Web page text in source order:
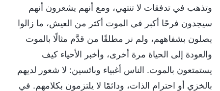
وتذهب في تدفقات لا تنتهي، ومع أنهم يشعرون أنهم
سيجدون فرحًا أكبر في الموت أكثر من العيش، ما زالوا
يصلون بشفاههم، ولم نر مطلقًا من قدَّم مثالًا بالموت
والعودة إلى الحياة مرة أخرى، وأخبر الأحياء كيف
يستمتعون بالموت. الناس أغبياء وبائسين: لا شعور لديهم
بالخزي أو احترام الذات، ودائمًا لا يلتزمون بكلامهم. في